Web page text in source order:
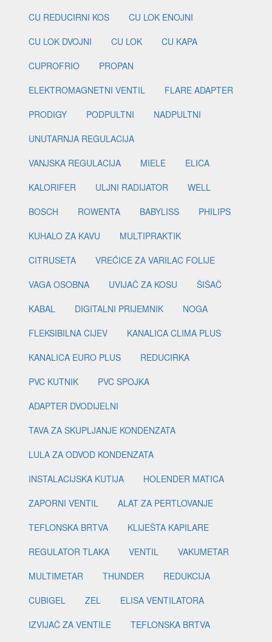
CU REDUCIRNI KOS
CU LOK ENOJNI
CU LOK DVOJNI
CU LOK
CU KAPA
CUPROFRIO
PROPAN
ELEKTROMAGNETNI VENTIL
FLARE ADAPTER
PRODIGY
PODPULTNI
NADPULTNI
UNUTARNJA REGULACIJA
VANJSKA REGULACIJA
MIELE
ELICA
KALORIFER
ULJNI RADIJATOR
WELL
BOSCH
ROWENTA BABYLISS
PHILIPS
KUHALO ZA KAVU
MULTIPRAKTIK
CITRUSETA
VREĆICE ZA VARILAC FOLIJE
VAGA OSOBNA
UVIJAČ ZA KOSU
ŠIŠAČ
KABAL
DIGITALNI PRIJEMNIK
NOGA
FLEKSIBILNA CIJEV
KANALICA CLIMA PLUS
KANALICA EURO PLUS
REDUCIRKA
PVC KUTNIK
PVC SPOJKA
ADAPTER DVODIJELNI
TAVA ZA SKUPLJANJE KONDENZATA
LULA ZA ODVOD KONDENZATA
INSTALACIJSKA KUTIJA
HOLENDER MATICA
ZAPORNI VENTIL
ALAT ZA PERTLOVANJE
TEFLONSKA BRTVA
KLIJEŠTA KAPILARE
REGULATOR TLAKA
VENTIL
VAKUMETAR
MULTIMETAR
THUNDER
REDUKCIJA
CUBIGEL
ZEL
ELISA VENTILATORA
IZVIJAČ ZA VENTILE
TEFLONSKA BRTVA